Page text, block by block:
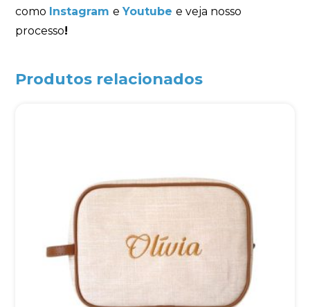
como Instagram eYoutube e veja nosso
processo!
Produtos relacionados